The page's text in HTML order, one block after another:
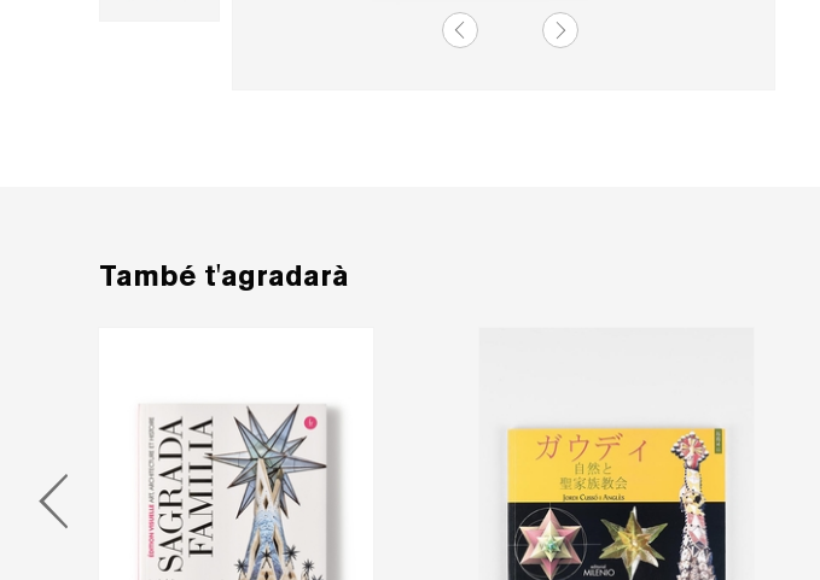
També t'agradarà